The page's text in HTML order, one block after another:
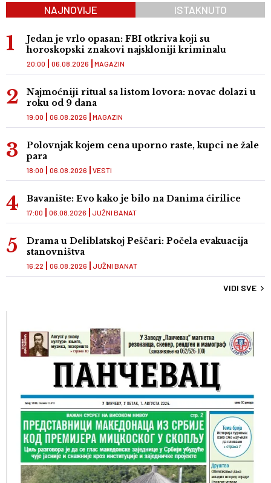
NAJNOVIJE ISTAKNUTO
Jedan je vrlo opasan: FBI otkriva koji su
horoskopski znakovi najskloniji kriminalu
MAGAZIN
20:00 06.08.2026
Najmoćniji ritual sa listom lovora: novac dolazi u
roku od 9 dana
MAGAZIN
19:00 06.08.2026
Polovnjak kojem cena uporno raste, kupci ne žale
para
VESTI
18:00 06.08.2026
Bavanište: Evo kako je bilo na Danima ćirilice
JUŽNI BANAT
17:00 06.08.2026
Drama u Deliblatskoj Peščari: Počela evakuacija
stanovništva
JUŽNI BANAT
16:22 06.08.2026
VIDI SVE